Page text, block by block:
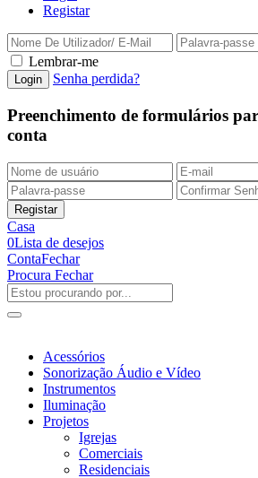
Registar
Lembrar-me
Senha perdida?
Preenchimento de formulários
conta
Casa
0Lista de desejos
ContaFechar
Procura Fechar
Acessórios
Sonorização Áudio e Vídeo
Instrumentos
Iluminação
Projetos
Igrejas
Comerciais
Residenciais